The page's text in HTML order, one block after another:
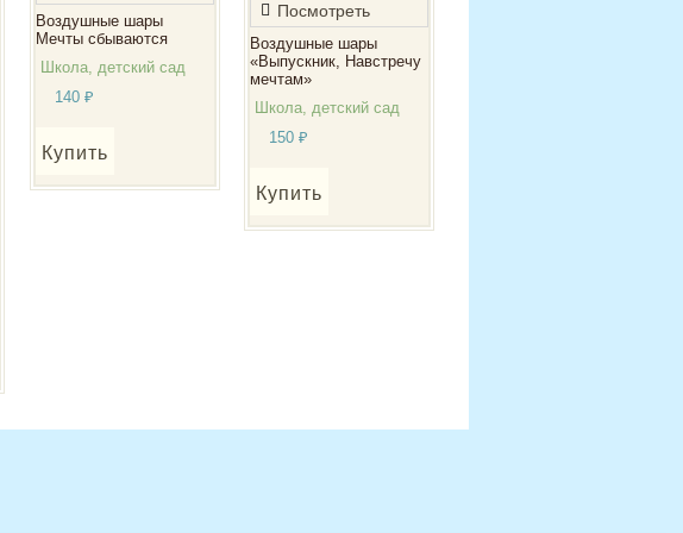
Воздушные шары
Мечты сбываются
Школа, детский сад
140 ₽
Купить
Посмотреть
Воздушные шары
«Выпускник, Навстречу
мечтам»
Школа, детский сад
150₽
Купить